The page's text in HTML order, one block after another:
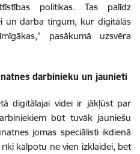
politikas. Tas palīdz
un darba tirgum, kur digitālās
pasākumā uzsvēra
darbinieku un jaunieti
digitālajai videi ir jākļūst par
būt tuvāk jauniešu
jomas speciālisti ikdienā
kalpotu ne vien izklaidei, bet